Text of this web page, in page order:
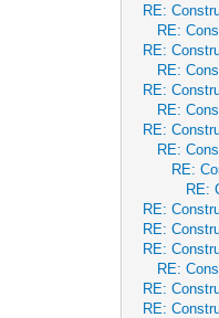
RE:
RE:
RE:
RE:
RE:
RE:
RE:
RE:
RE:
RE:
RE:
RE:
RE:
RE:
RE:
RE: